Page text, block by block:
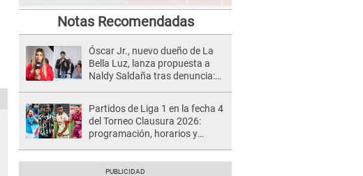
Notas Recomendadas
Óscar Jr., nuevo dueño de La
Bella Luz, lanza propuesta a
Naldy Saldaña tras denuncia:
Partidos de Liga 1 en la fecha 4
del Torneo Clausura 2026:
programación, horarios y